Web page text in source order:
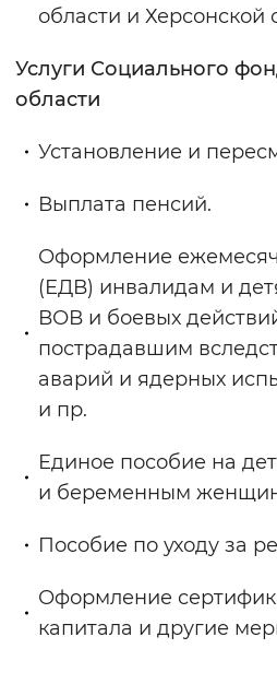
области и Херсонской
Услуги Социального
области
Установление и
Выплата пенсий.
Оформление
(ЕДВ) инвалидам и
ВОВ и боевых
пострадавшим
аварий и ядерных
и пр.
Единое пособие на
и беременным
Пособие по уходу за
Оформление
капитала и другие